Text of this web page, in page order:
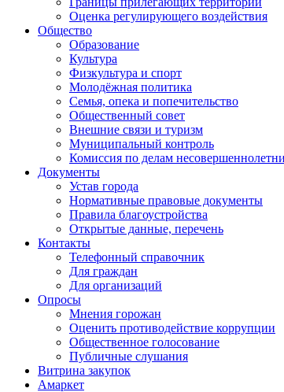
Оценка регулирующего воздействия
Общество
Образование
Культура
Физкультура и спорт
Молодёжная политика
Семья, опека и попечительство
Общественный совет
Внешние связи и туризм
Муниципальный контроль
Комиссия по делам
Документы
Устав города
Нормативные правовые документы
Правила благоустройства
Открытые данные, перечень
Контакты
Телефонный справочник
Для граждан
Для организаций
Опросы
Мнения горожан
Оценить противодействие коррупции
Общественное голосование
Публичные слушания
Витрина закупок
Амаркет